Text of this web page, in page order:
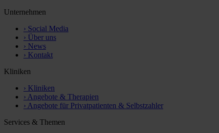
Unternehmen
› Social Media
› Über uns
› News
› Kontakt
Kliniken
› Kliniken
› Angebote & Therapien
› Angebote für Privatpatienten & Selbstzahler
Services & Themen